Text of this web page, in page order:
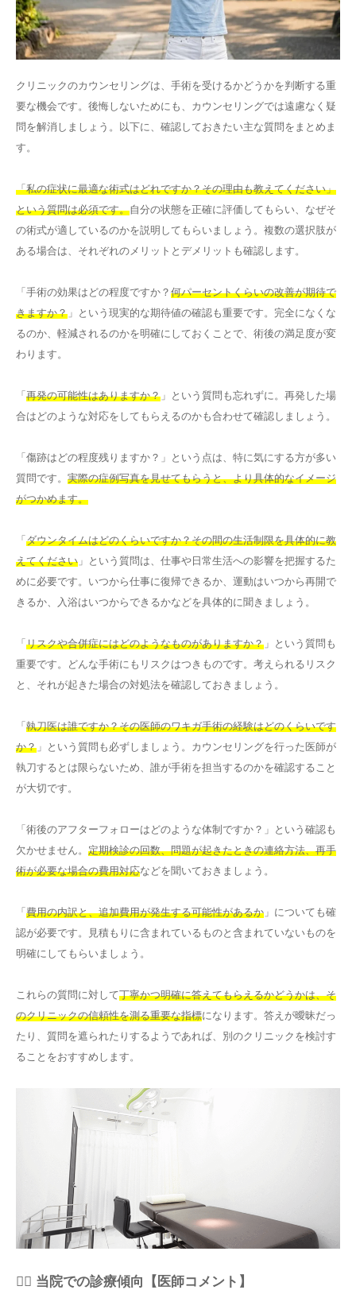
クリニックのカウンセリングは、手術を受けるかどうかを判断する重
要な機会です。後悔しないためにも、カウンセリングでは遠慮なく疑
問を解消しましょう。以下に、確認しておきたい主な質問をまとめま
す。
「私の症状に最適な術式はどれですか？その理由も教えてください」
という質問は必須です。自分の状態を正確に評価してもらい、なぜそ
の術式が適しているのかを説明してもらいましょう。複数の選択肢が
ある場合は、それぞれのメリットとデメリットも確認します。
「手術の効果はどの程度ですか？ 何パーセントくらいの改善が期待で
きますか？ 」という現実的な期待値の確認も重要です。完全になくな
るのか、軽減されるのかを明確にしておくことで、術後の満足度が変
わります。
「 再発の可能性はありますか？ 」という質問も忘れずに。再発した場
合はどのような対応をしてもらえるのかも合わせて確認しましょう。
「傷跡はどの程度残りますか？」という点は、特に気にする方が多い
質問です。 実際の症例写真を見せてもらうと、より具体的なイメージ
がつかめます。
「 ダウンタイムはどのくらいですか？その間の生活制限を具体的に教
えてください 」という質問は、仕事や日常生活への影響を把握するた
めに必要です。いつから仕事に復帰できるか、運動はいつから再開で
きるか、入浴はいつからできるかなどを具体的に聞きましょう。
「 リスクや合併症にはどのようなものがありますか？ 」という質問も
重要です。どんな手術にもリスクはつきものです。考えられるリスク
と、それが起きた場合の対処法を確認しておきましょう。
「 執刀医は誰ですか？その医師のワキガ手術の経験はどのくらいです
か？ 」という質問も必ずしましょう。カウンセリングを行った医師が
執刀するとは限らないため、誰が手術を担当するのかを確認すること
が大切です。
「術後のアフターフォローはどのような体制ですか？」という確認も
欠かせません。 定期検診の回数、問題が起きたときの連絡方法、再手
術が必要な場合の費用対応などを聞いておきましょう。
「 費用の内訳と、追加費用が発生する可能性があるか 」についても確
認が必要です。見積もりに含まれているものと含まれていないものを
明確にしてもらいましょう。
これらの質問に対して丁寧かつ明確に答えてもらえるかどうかは、そ
のクリニックの信頼性を測る重要な指標になります。答えが曖昧だっ
たり、質問を遮られたりするようであれば、別のクリニックを検討す
ることをおすすめします。
👨‍⚕️ 当院での診療傾向【医師コメント】